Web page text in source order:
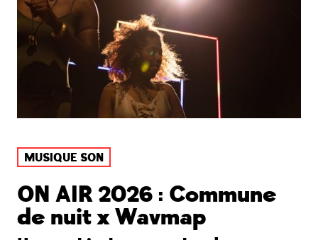
MUSIQUE SON
ON AIR 2026 : Commune
de nuit x Wavmap